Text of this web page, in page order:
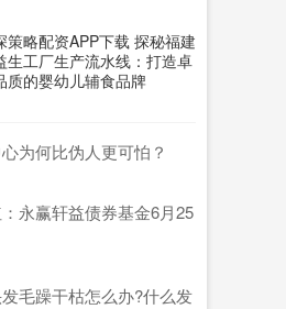
策略配资APP下载 探秘福建
生工厂生产流水线：打造卓
质的婴幼儿辅食品牌
为何比伪人更可怕？
永赢轩益债券基金6月25
毛躁干枯怎么办?什么发